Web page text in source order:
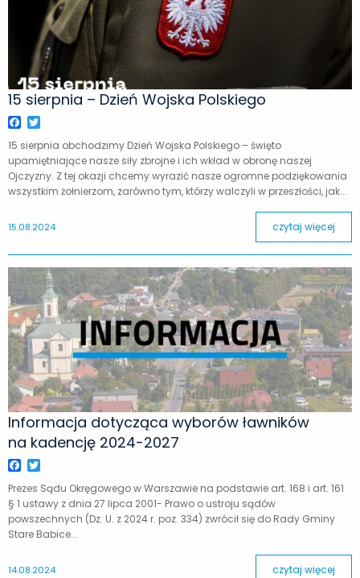
15 sierpnia – Dzień Wojska Polskiego
Facebook
15 sierpnia obchodzimy Dzień Wojska Polskiego – święto
upamiętniające nasze siły zbrojne i ich wkład w obronę naszej
Ojczyzny. Z tej okazji chcemy wyrazić nasze ogromne podziękowania
wszystkim żołnierzom, zarówno tym, którzy walczyli w przeszłości, jak...
15.08.2024 czytaj więcej
Informacja dotycząca wyborów ławników
na kadencję 2024-2027
Facebook
Prezes Sądu Okręgowego w Warszawie na podstawie art. 168 i art. 161
§ 1 ustawy z dnia 27 lipca 2001- Prawo o ustroju sądów
powszechnych (Dz. U. z 2024 r. poz. 334) zwrócił się do Rady Gminy
Stare Babice...
14.08.2024 czytaj więcej